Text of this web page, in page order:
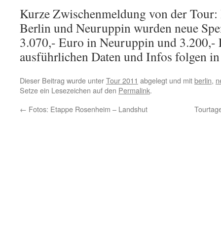
Kurze Zwischenmeldung von der
Berlin und Neuruppin wurden neue
3.070,- Euro in Neuruppin und
ausführlichen Daten und Infos folgen in
Dieser Beitrag wurde unterTour 2011 abgelegt und mitberlin,
Setze ein Lesezeichen auf den Permalink.
← Fotos: Etappe Rosenheim – Landshut